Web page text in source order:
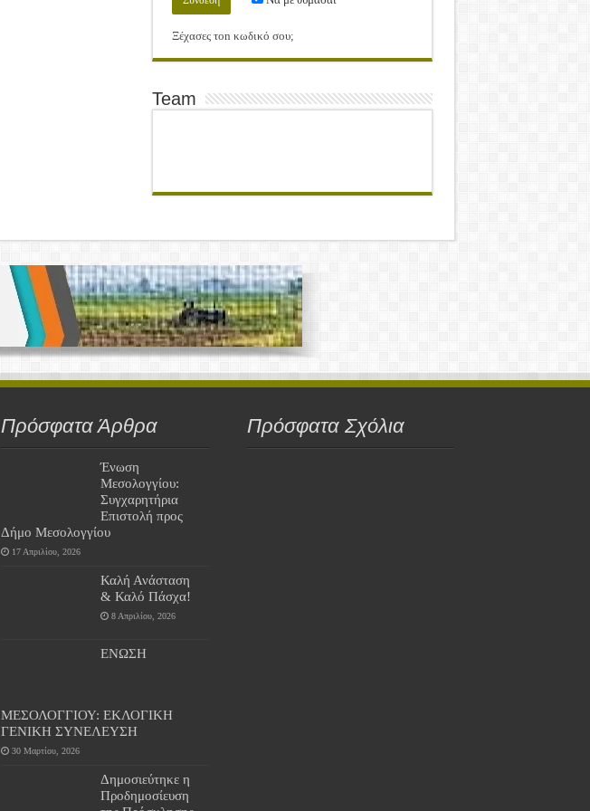
Ξέχασες τοn κωδικό σου;
Team
Πρόσφατα Άρθρα
Ένωση
Μεσολογγίου:
Συγχαρητήρια
Επιστολή προς
Δήμο Μεσολογγίου
17 Απριλίου, 2026
Καλή Ανάσταση
& Καλό Πάσχα!
8 Απριλίου, 2026
ΕΝΩΣΗ
ΜΕΣΟΛΟΓΓΙΟΥ: ΕΚΛΟΓΙΚΗ
ΓΕΝΙΚΗ ΣΥΝΕΛΕΥΣΗ
30 Μαρτίου, 2026
Δημοσιεύτηκε η
Προδημοσίευση
Πρόσφατα Σχόλια